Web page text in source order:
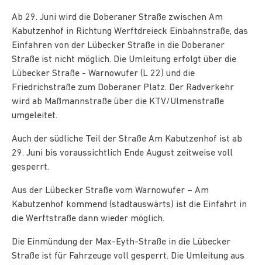
Ab 29. Juni wird die Doberaner Straße zwischen Am
Kabutzenhof in Richtung Werftdreieck Einbahnstraße, das
Einfahren von der Lübecker Straße in die Doberaner
Straße ist nicht möglich. Die Umleitung erfolgt über die
Lübecker Straße - Warnowufer (L 22) und die
Friedrichstraße zum Doberaner Platz. Der Radverkehr
wird ab Maßmannstraße über die KTV/Ulmenstraße
umgeleitet.
Auch der südliche Teil der Straße Am Kabutzenhof ist ab
29. Juni bis voraussichtlich Ende August zeitweise voll
gesperrt.
Aus der Lübecker Straße vom Warnowufer – Am
Kabutzenhof kommend (stadtauswärts) ist die Einfahrt in
die Werftstraße dann wieder möglich.
Die Einmündung der Max-Eyth-Straße in die Lübecker
Straße ist für Fahrzeuge voll gesperrt. Die Umleitung aus